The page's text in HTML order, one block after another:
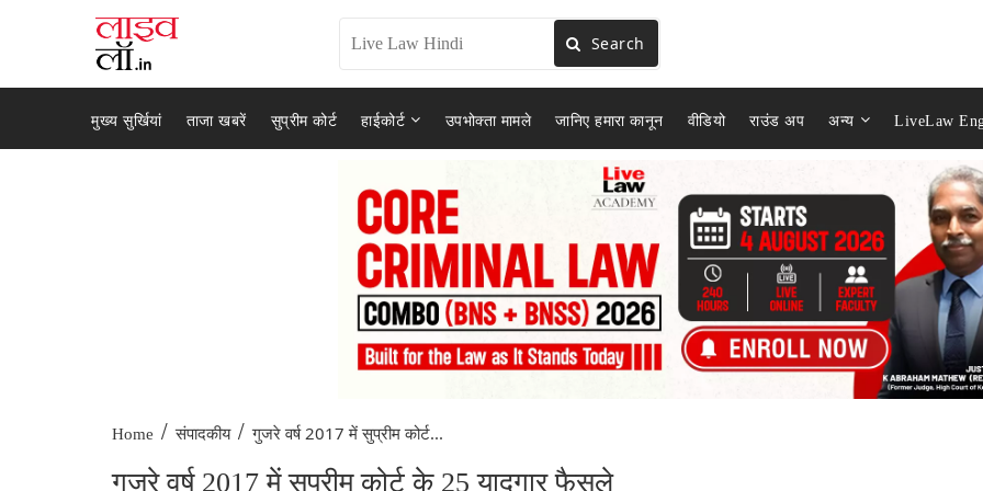
Search
मुख्य सुर्खियां ताजा खबरें सुप्रीम कोर्ट हाईकोर्ट उपभोक्ता मामले जानिए हमारा कानून वीडियो राउंड अप अन्य LiveLaw
Home / संपादकीय / गुजरे वर्ष 2017 में सुप्रीम कोर्ट...
गुजरे वर्ष 2017 में सुप्रीम कोर्ट के 25 यादगार फैसले